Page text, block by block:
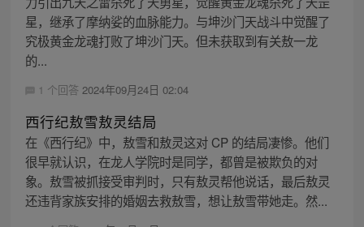
星，继承了摩纳娑的血脉能力。与坤沙门天战斗中觉醒了
究极黄金龙魂打败了坤沙门天。但未获取到有关敖一龙
的...
1 个回答 2024年09月24日 02:04
西行纪敖雪敖灵结局
在《西行纪》中，敖雪和敖灵这对 CP 的结局凄惨。他们
很早就认识，在龙人学院时是同学，都曾是被欺负的对
象。敖雪被抓接受审判时，只有敖灵帮他说话，最后敖灵
还违背家族安排的婚姻去救敖雪，想让敖雪带她走。然...